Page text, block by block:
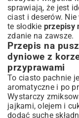
sprawiają, że jest
ciast i deserów.
te słodkie przepisy
zdanie na zawsze.
Przepis na
dyniowe z
przyprawami
To ciasto pachnie
aromatyczne i po
Wystarczy
jajkami, olejem i
dodać suche